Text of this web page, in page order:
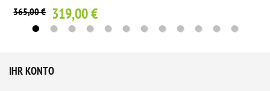
365,00 € 319,00 €
IHR KONTO